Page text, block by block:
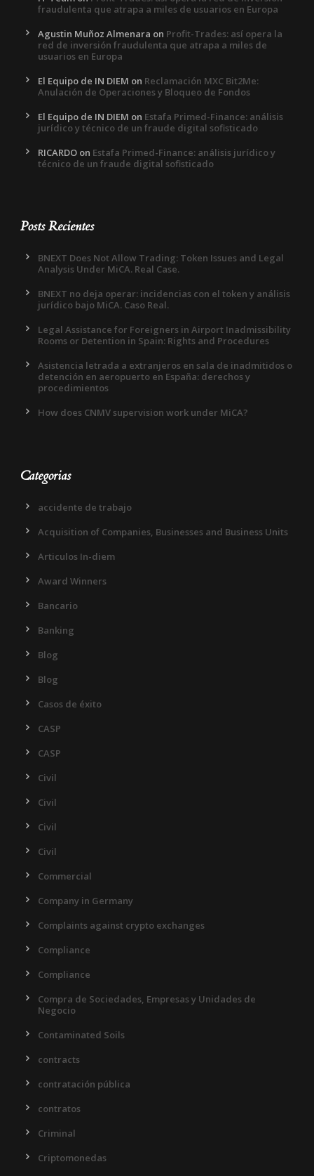
fraudulenta que atrapa a miles de usuarios en Europa
Agustin Muñoz Almenara on Profit-Trades: así opera la
red de inversión fraudulenta que atrapa a miles de
usuarios en Europa
El Equipo de IN DIEM on Reclamación MXC Bit2Me:
Anulación de Operaciones y Bloqueo de Fondos
El Equipo de IN DIEM on Estafa Primed-Finance: análisis
jurídico y técnico de un fraude digital sofisticado
RICARDO on Estafa Primed-Finance: análisis jurídico y
técnico de un fraude digital sofisticado
Posts Recientes
BNEXT Does Not Allow Trading: Token Issues and Legal
Analysis Under MiCA. Real Case.
BNEXT no deja operar: incidencias con el token y análisis
jurídico bajo MiCA. Caso Real.
Legal Assistance for Foreigners in Airport Inadmissibility
Rooms or Detention in Spain: Rights and Procedures
Asistencia letrada a extranjeros en sala de inadmitidos o
detención en aeropuerto en España: derechos y
procedimientos
How does CNMV supervision work under MiCA?
Categorias
accidente de trabajo
Acquisition of Companies, Businesses and Business Units
Articulos In-diem
Award Winners
Bancario
Banking
Blog
Blog
Casos de éxito
CASP
CASP
Civil
Civil
Civil
Civil
Commercial
Company in Germany
Complaints against crypto exchanges
Compliance
Compliance
Compra de Sociedades, Empresas y Unidades de
Negocio
Contaminated Soils
contracts
contratación pública
contratos
Criminal
Criptomonedas